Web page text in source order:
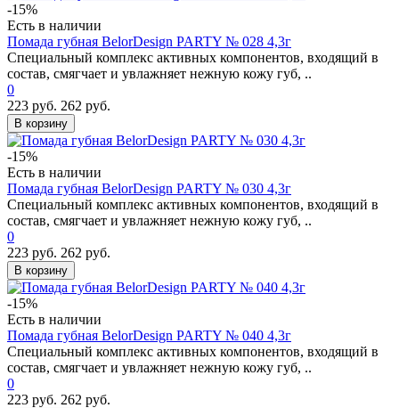
-15%
Есть в наличии
Помада губная BelorDesign PARTY № 028 4,3г
Специальный комплекс активных компонентов, входящий в
состав, смягчает и увлажняет нежную кожу губ, ..
0
223 руб. 262 руб.
В корзину
-15%
Есть в наличии
Помада губная BelorDesign PARTY № 030 4,3г
Специальный комплекс активных компонентов, входящий в
состав, смягчает и увлажняет нежную кожу губ, ..
0
223 руб. 262 руб.
В корзину
-15%
Есть в наличии
Помада губная BelorDesign PARTY № 040 4,3г
Специальный комплекс активных компонентов, входящий в
состав, смягчает и увлажняет нежную кожу губ, ..
0
223 руб. 262 руб.